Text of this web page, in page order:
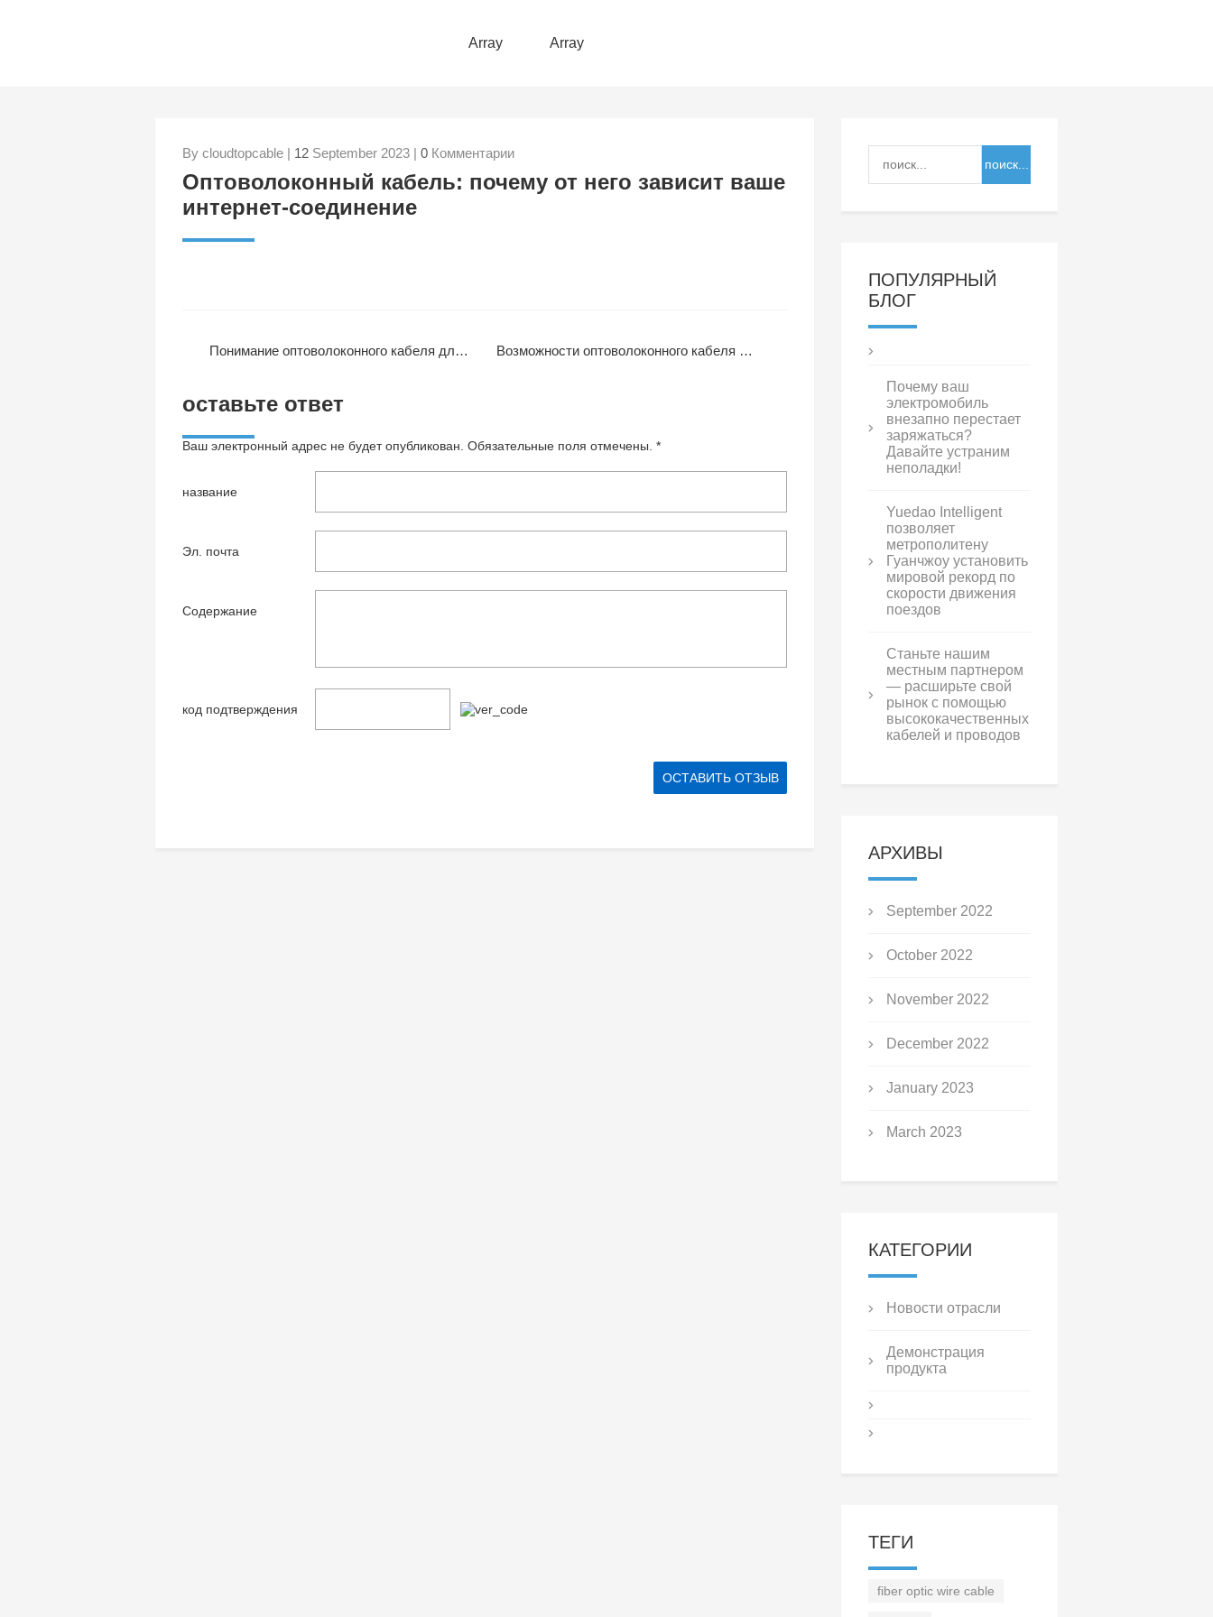
Array Array
By cloudtopcable | 12 September 2023 | 0 Комментарии
Оптоволоконный кабель: почему от него зависит ваше
интернет-соединение
Понимание оптоволоконного кабеля для использования вне помещений Возможности оптоволоконного кабеля для наружного применения
оставьте ответ
Ваш электронный адрес не будет опубликован. Обязательные поля отмечены. *
название
Эл. почта
Содержание
код подтверждения
ПОПУЛЯРНЫЙ
БЛОГ
Почему ваш
электромобиль
внезапно перестает
заряжаться?
Давайте устраним
неполадки!
Yuedao Intelligent
позволяет
метрополитену
Гуанчжоу установить
мировой рекорд по
скорости движения
поездов
Станьте нашим
местным партнером
— расширьте свой
рынок с помощью
высококачественных
кабелей и проводов
АРХИВЫ
September 2022
October 2022
November 2022
December 2022
January 2023
March 2023
КАТЕГОРИИ
Новости отрасли
Демонстрация
продукта
ТЕГИ
fiber optic wire cable